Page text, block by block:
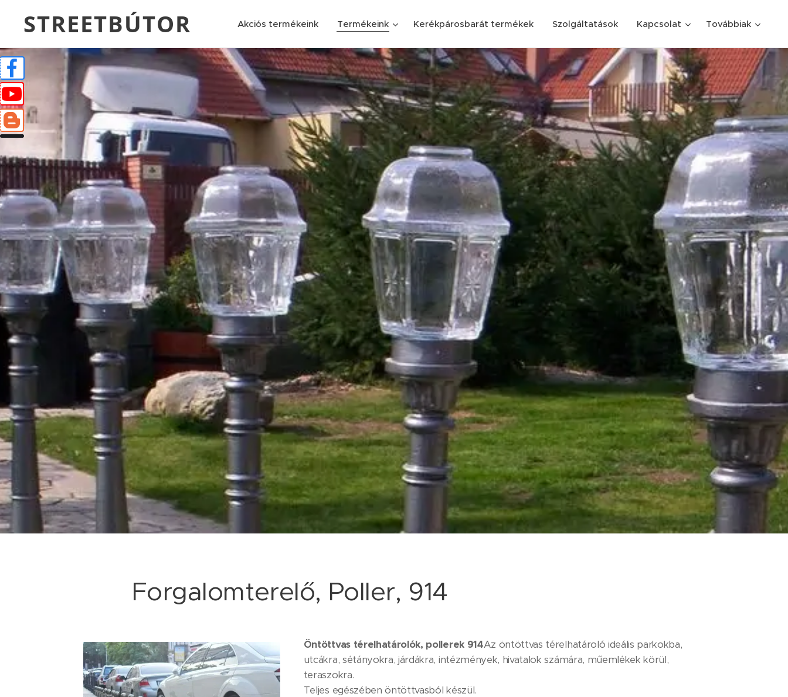
STREETBÚTOR Akciós termékeink Termékeink Kerékpárosbarát termékek Szolgáltatások Kapcsolat Továbbiak
Forgalomterelő, Poller, 914
Öntöttvas térelhatárolók, pollerek 914Az öntöttvas térelhatároló ideális parkokba,
utcákra, sétányokra, járdákra, intézmények, hivatalok számára, műemlékek körül,
teraszokra.
Teljes egészében öntöttvasból készül.